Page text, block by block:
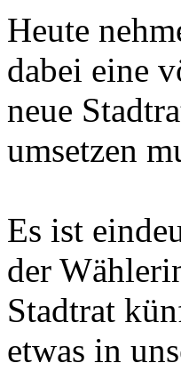
Heute
dabei eine
neue
umsetzen
Es ist
der
Stadtrat
etwas in